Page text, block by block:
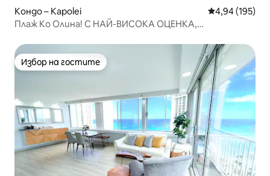
Кондо – Kapolei Средна
4,94 (195)
Плаж Ко Олина! С НАЙ-ВИСОКА ОЦЕНКА,
Избор на гостите
Избор на гостите